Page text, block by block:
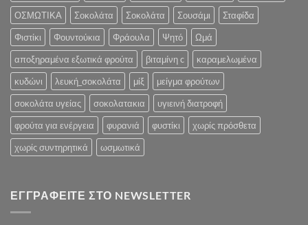
ΟΣΜΩΤΙΚΑ
Σοκολάτα Σοκολάτα Σουσάμι
Σταφίδα
Φιστίκι
Φουντούκια Φράουλα Ψητό
Ωμά
αποξηραμένα εξωτικά φρούτα
βιταμίνη c
καραμελωμένα
κυδώνι
λευκή_σοκολάτα μίξ
μείγμα φρούτων
σοκολάτα υγείας
σοκολατακια
υγιεινή διατροφή
φρούτα για ενέργεια
φυρανιά φυστίκι
χωρίς πρόσθετα
χωρίς συντηρητικά
ωσμωτικά
ΕΓΓΡΑΦΕΊΤΕ ΣΤΟ NEWSLETTER